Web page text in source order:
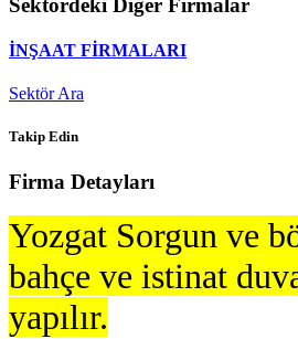
İNŞAAT FİRMALARI
Sektör Ara
Takip Edin
Firma Detayları
Yozgat Sorgun ve
bahçe ve istinat
yapılır.